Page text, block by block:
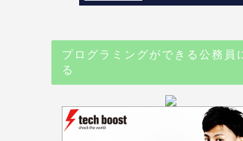
プログラミングができる公務員
る